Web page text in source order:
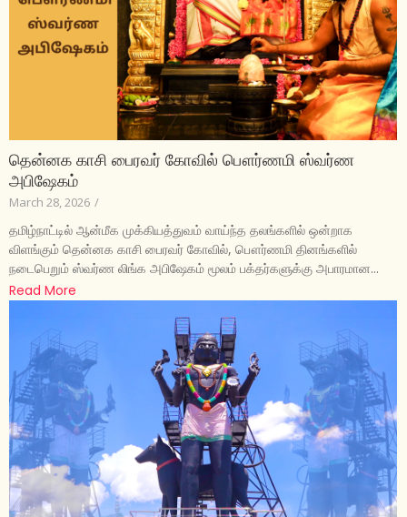
தென்னக காசி பைரவர் கோவில் பௌர்ணமி ஸ்வர்ண
அபிஷேகம்
March 28, 2026 /
தமிழ்நாட்டில் ஆன்மீக முக்கியத்துவம் வாய்ந்த தலங்களில் ஒன்றாக
விளங்கும் தென்னக காசி பைரவர் கோவில், பௌர்ணமி தினங்களில்
நடைபெறும் ஸ்வர்ண லிங்க அபிஷேகம் மூலம் பக்தர்களுக்கு அபாரமான...
Read More